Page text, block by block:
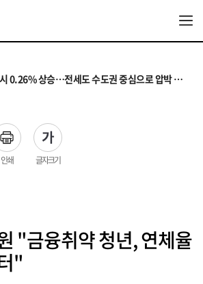
0.26% 상승…전세도 수도권 중심으로 압박 커져
등에 안전 지원 위축까지… 노란봉투법 불확실성 해법은
현, '처벌과 낙인'에서 '교양과 상식'으로
인쇄 글자크기
"금융취약 청년, 연체율
"